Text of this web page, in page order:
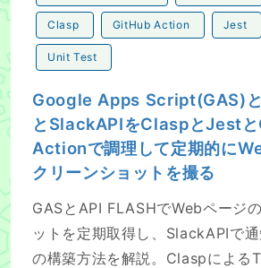
Clasp GitHub Action Jest
Unit Test
Google Apps Script(GAS)
とSlackAPIをClaspとJest
Actionで調理して定期的に
クリーンショットを撮る
GASとAPI FLASHでWebページ
ットを定期取得し、SlackAPIで
の構築方法を解説。Claspによる